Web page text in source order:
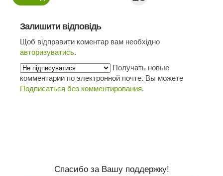
Залишити відповідь
Щоб відправити коментар вам необхідно
авторизуватись.
Получать новые
комментарии по электронной почте. Вы можете
Подписаться без комментирования.
Спасибо за Вашу поддержку!